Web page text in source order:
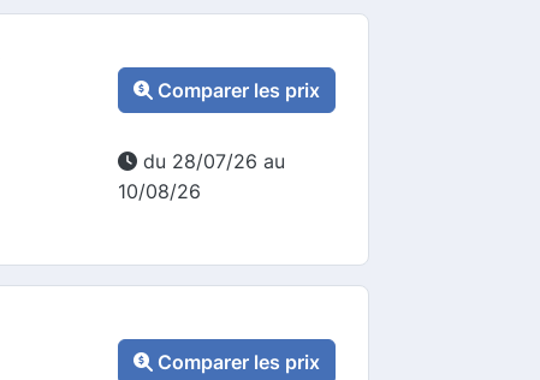
Comparer les prix
du 28/07/26 au
10/08/26
Comparer les prix